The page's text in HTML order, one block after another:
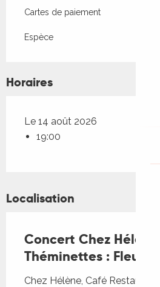
Cartes de paiement
Espèce
Horaires
Le 14 août 2026
19:00
Localisation
Concert Chez Hélène
Théminettes : Fleurs
Chez Hélène, Café Restaurant,